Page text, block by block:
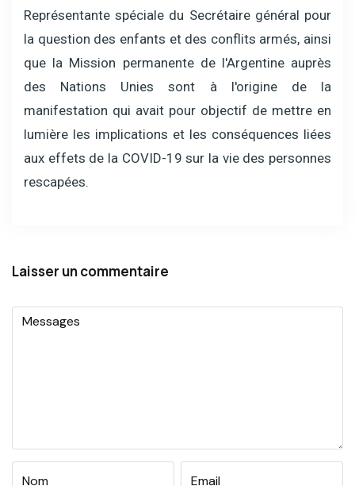
Représentante spéciale du Secrétaire général pour
la question des enfants et des conflits armés, ainsi
que la Mission permanente de l'Argentine auprès
des Nations Unies sont à l'origine de la
manifestation qui avait pour objectif de mettre en
lumière les implications et les conséquences liées
aux effets de la COVID-19 sur la vie des personnes
rescapées.
Laisser un commentaire